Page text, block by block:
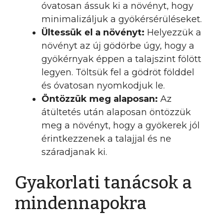
óvatosan ássuk ki a növényt, hogy
minimalizáljuk a gyökérsérüléseket.
Ültessük el a növényt: Helyezzük a
növényt az új gödörbe úgy, hogy a
gyökérnyak éppen a talajszint fölött
legyen. Töltsük fel a gödröt földdel
és óvatosan nyomkodjuk le.
Öntözzük meg alaposan: Az
átültetés után alaposan öntözzük
meg a növényt, hogy a gyökerek jól
érintkezzenek a talajjal és ne
száradjanak ki.
Gyakorlati tanácsok a
mindennapokra